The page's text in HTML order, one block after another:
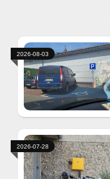
2026-08-03
2026-07-28